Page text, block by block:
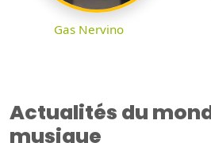
Gas Nervino
Actualités du
musique